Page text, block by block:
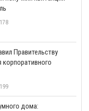
178
Правительству
корпоративного
199
дома: